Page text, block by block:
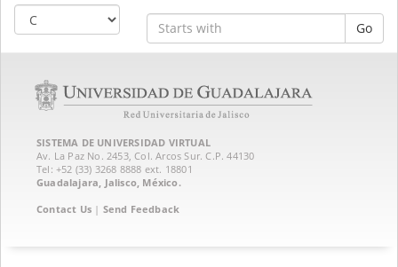
Go
SISTEMA DE UNIVERSIDAD VIRTUAL
Av. La Paz No. 2453, Col. Arcos Sur. C.P. 44130
Tel: +52 (33) 3268 8888‏ ext. 18801
Guadalajara, Jalisco, México.
Contact Us | Send Feedback